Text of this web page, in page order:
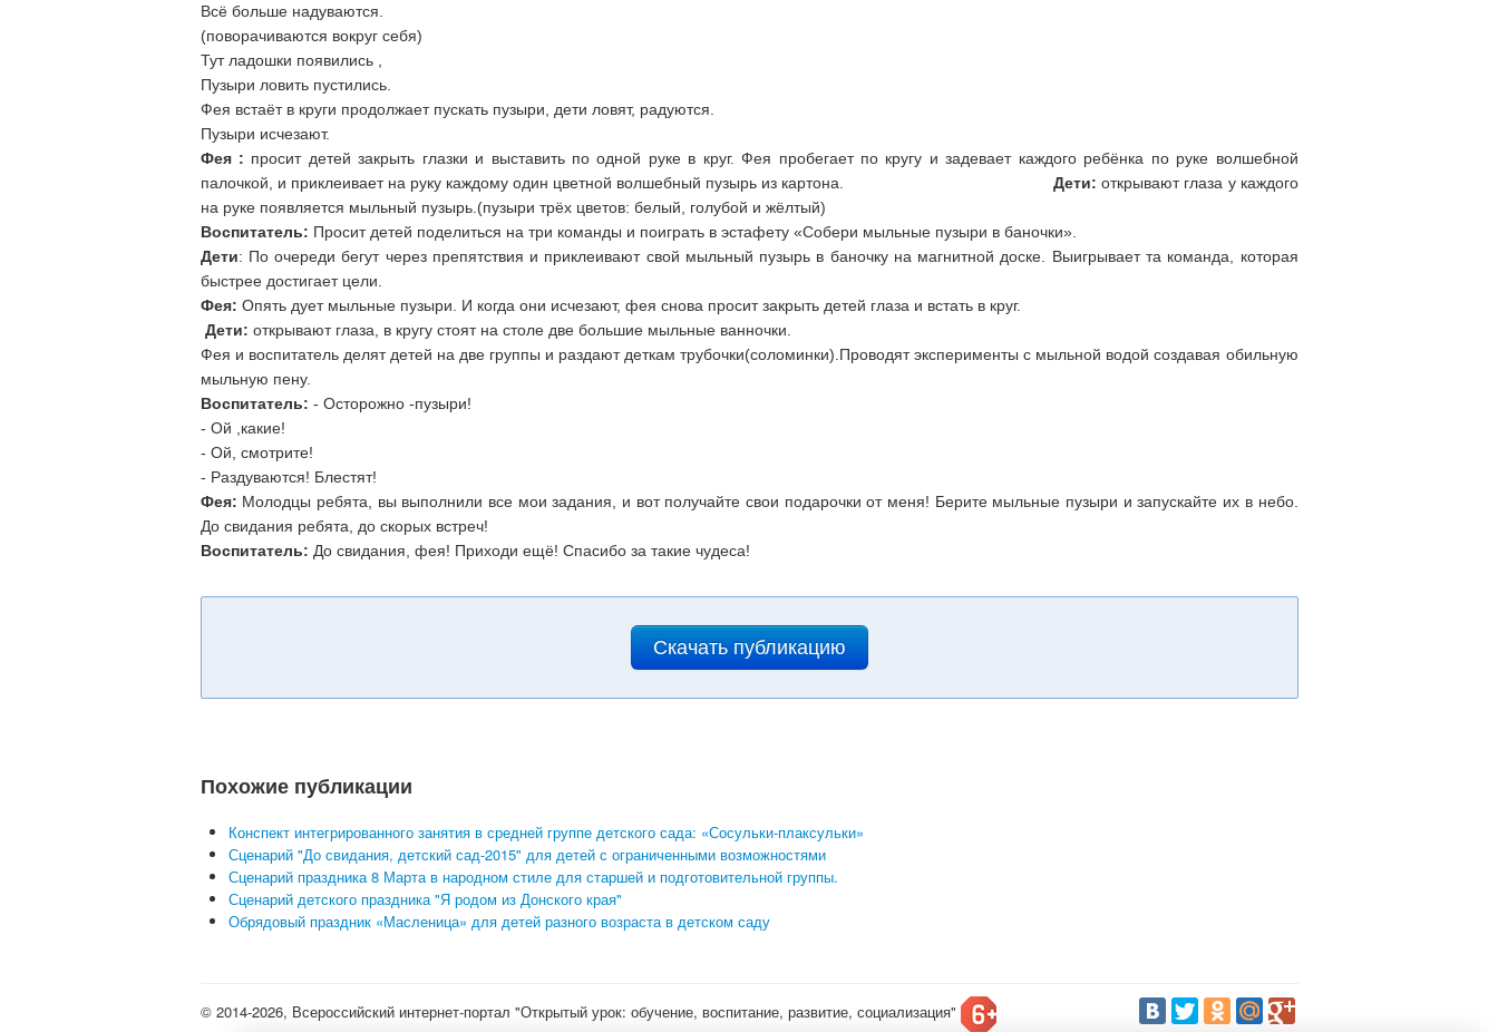
Всё больше надуваются.
(поворачиваются вокруг себя)
Тут ладошки появились ,
Пузыри ловить пустились.
Фея встаёт в круги продолжает пускать пузыри, дети ловят, радуются.
Пузыри исчезают.
Фея : просит детей закрыть глазки и выставить по одной руке в круг. Фея пробегает по кругу и задевает каждого ребёнка по руке волшебной
палочкой, и приклеивает на руку каждому один цветной волшебный пузырь из картона.Дети:открывают глаза у каждого
на руке появляется мыльный пузырь.(пузыри трёх цветов: белый, голубой и жёлтый)
Воспитатель: Просит детей поделиться на три команды и поиграть в эстафету «Собери мыльные пузыри в баночки».
Дети: По очереди бегут через препятствия и приклеивают свой мыльный пузырь в баночку на магнитной доске. Выигрывает та команда, которая
быстрее достигает цели.
Фея: Опять дует мыльные пузыри. И когда они исчезают, фея снова просит закрыть детей глаза и встать в круг.
Дети: открывают глаза, в кругу стоят на столе две большие мыльные ванночки.
Фея и воспитатель делят детей на две группы и раздают деткам трубочки(соломинки).Проводят эксперименты с мыльной водой создавая обильную
мыльную пену.
Воспитатель: - Осторожно -пузыри!
- Ой ,какие!
- Ой, смотрите!
- Раздуваются! Блестят!
Фея: Молодцы ребята, вы выполнили все мои задания, и вот получайте свои подарочки от меня! Берите мыльные пузыри и запускайте их в небо.
До свидания ребята, до скорых встреч!
Воспитатель: До свидания, фея! Приходи ещё! Спасибо за такие чудеса!
Скачать публикацию
Похожие публикации
Конспект интегрированного занятия в средней группе детского сада: «Сосульки-плаксульки»
Сценарий "До свидания, детский сад-2015" для детей с ограниченными возможностями
Сценарий праздника 8 Марта в народном стиле для старшей и подготовительной группы.
Сценарий детского праздника "Я родом из Донского края"
Обрядовый праздник «Масленица» для детей разного возраста в детском саду
© 2014-2026, Всероссийский интернет-портал "Открытый урок: обучение, воспитание, развитие, социализация"